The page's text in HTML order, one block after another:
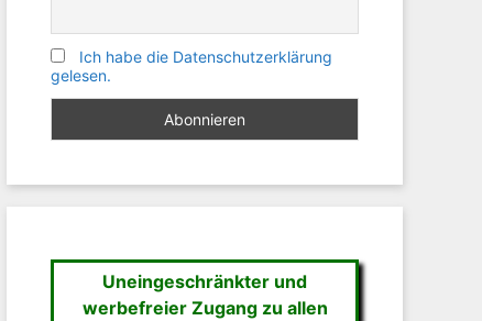
Ich habe die Datenschutzerklärung
gelesen.
Uneingeschränkter und
werbefreier Zugang zu allen